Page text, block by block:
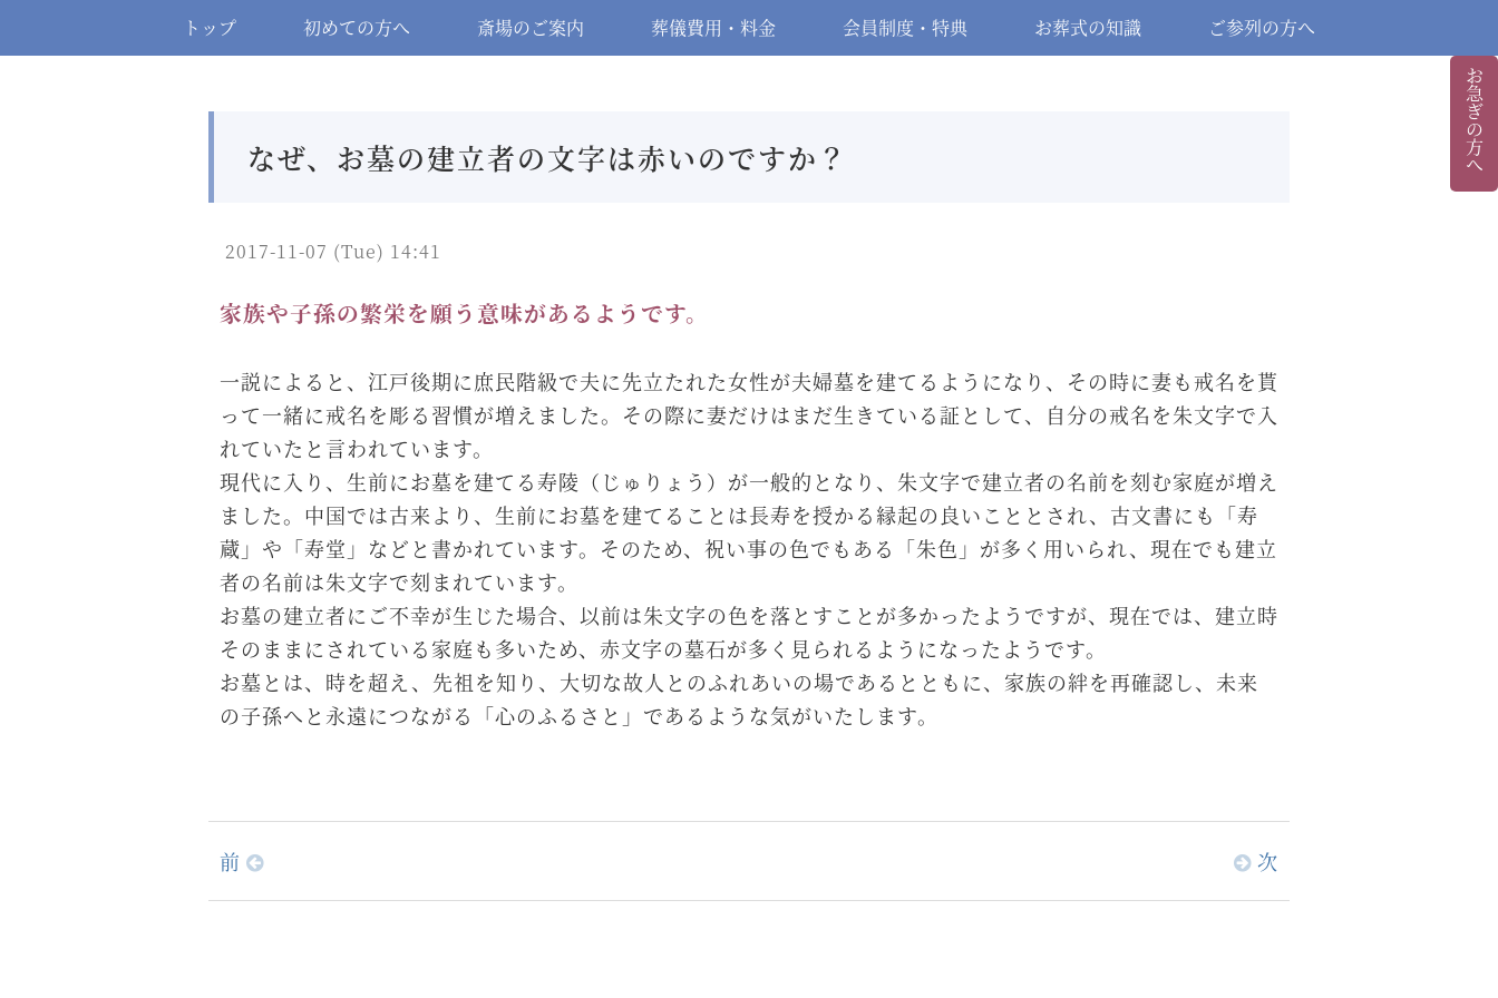
お急ぎの方へ
トップ 初めての方へ 斎場のご案内 葬儀費用・料金 会員制度・特典 お葬式の知識 ご参列の方へ
なぜ、お墓の建立者の文字は赤いのですか？
2017-11-07 (Tue) 14:41
家族や子孫の繁栄を願う意味があるようです。
一説によると、江戸後期に庶民階級で夫に先立たれた女性が夫婦墓を建てるようになり、その時に妻も戒名を貰
って一緒に戒名を彫る習慣が増えました。その際に妻だけはまだ生きている証として、自分の戒名を朱文字で入
れていたと言われています。
現代に入り、生前にお墓を建てる寿陵（じゅりょう）が一般的となり、朱文字で建立者の名前を刻む家庭が増え
ました。中国では古来より、生前にお墓を建てることは長寿を授かる縁起の良いこととされ、古文書にも「寿
蔵」や「寿堂」などと書かれています。そのため、祝い事の色でもある「朱色」が多く用いられ、現在でも建立
者の名前は朱文字で刻まれています。
お墓の建立者にご不幸が生じた場合、以前は朱文字の色を落とすことが多かったようですが、現在では、建立時
そのままにされている家庭も多いため、赤文字の墓石が多く見られるようになったようです。
お墓とは、時を超え、先祖を知り、大切な故人とのふれあいの場であるとともに、家族の絆を再確認し、未来
の子孫へと永遠につながる「心のふるさと」であるような気がいたします。
前 次